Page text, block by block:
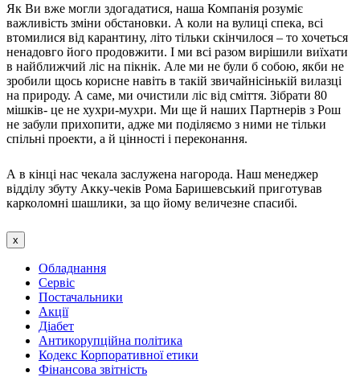
Як Ви вже могли здогадатися, наша Компанія розуміє
важливість зміни обстановки. А коли на вулиці спека, всі
втомилися від карантину, літо тільки скінчилося – то хочеться
ненадовго його продовжити. І ми всі разом вирішили виїхати
в найближчий ліс на пікнік. Але ми не були б собою, якби не
зробили щось корисне навіть в такій звичайнісінькій вилазці
на природу. А саме, ми очистили ліс від сміття. Зібрати 80
мішків- це не хухри-мухри. Ми ще й наших Партнерів з Рош
не забули прихопити, адже ми поділяємо з ними не тільки
спільні проекти, а й цінності і переконання.
А в кінці нас чекала заслужена нагорода. Наш менеджер
відділу збуту Акку-чеків Рома Баришевський приготував
карколомні шашлики, за що йому величезне спасибі.
x
Обладнання
Сервіс
Постачальники
Акції
Діабет
Антикорупційна політика
Кодекс Корпоративної етики
Фінансова звітність